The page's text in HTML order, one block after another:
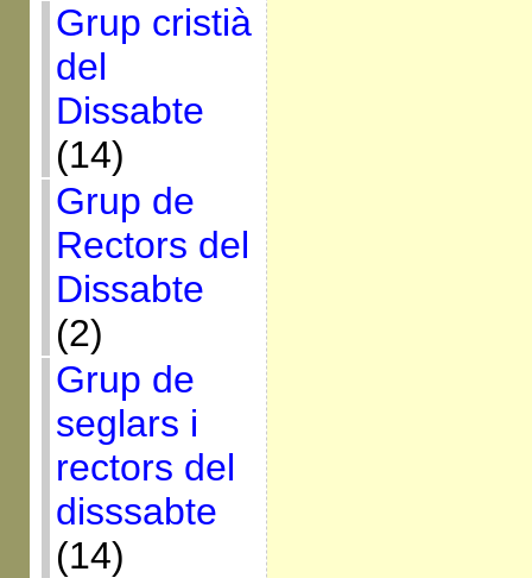
Grup cristià
del
Dissabte
(14)
Grup de
Rectors del
Dissabte
(2)
Grup de
seglars i
rectors del
disssabte
(14)